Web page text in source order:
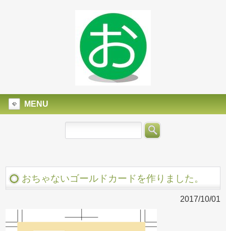
MENU
おちゃないゴールドカードを作りました。
2017/10/01